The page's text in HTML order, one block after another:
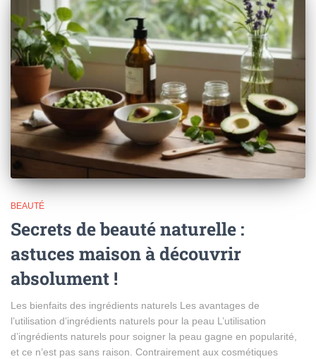
BEAUTÉ
Secrets de beauté naturelle :
astuces maison à découvrir
absolument !
Les bienfaits des ingrédients naturels Les avantages de
l’utilisation d’ingrédients naturels pour la peau L’utilisation
d’ingrédients naturels pour soigner la peau gagne en popularité,
et ce n’est pas sans raison. Contrairement aux cosmétiques